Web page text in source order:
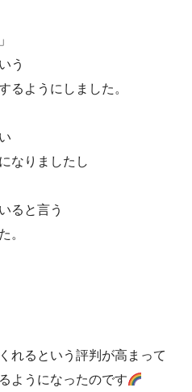
う
るようにしました。
なりましたし
ると言う
。
れるという評判が高まって
ようになったのです